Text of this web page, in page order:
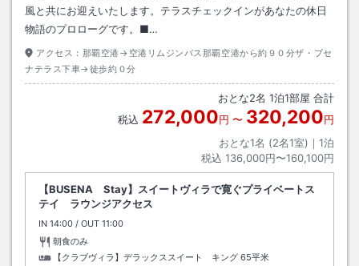
風と共にお迎えいたします。テラスチェックインがあなたの休日
物語のプロローグです。■…
アクセス： 那覇空港→空港リムジンバス那覇空港から約９０分ザ・ブセ
ナテラス下車→徒歩約０分
おとな2名 1泊1部屋 合計
税込 272,000円 〜 320,200円
おとな1名 (2名1室)｜ 1泊
税込 136,000円〜160,100円
【BUSENA Stay】スイートヴィラで寛ぐプライベートス
テイ ラウンジアクセス
IN チェックイン
14:00 / OUT チェックアウト
11:00
朝食のみ
【クラブヴィラ】デラックススイート キング 65平米